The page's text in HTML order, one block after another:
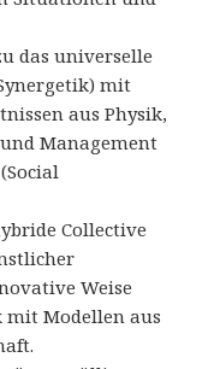
das universelle
mit
aus Physik,
Management
Collective
Weise
mit Modellen aus